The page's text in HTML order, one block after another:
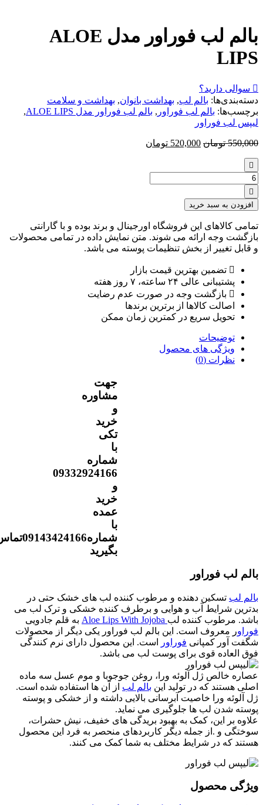
بالم لب فوراور مدل ALOE
LIPS
سوالی دارید؟
دسته‌بندی‌ها:بالم لب,بهداشت بانوان,بهداشت و سلامت
برچسب‌ها:بالم لب فوراور, بالم لب فوراور مدل ALOE LIPS
,
لیپس لب فوراور
550,000 تومان 520,000 تومان
تعداد:
بالم
لب
فوراور
مدل
ALOE
LIPS
افزودن به سبد خرید
تمامی کالاهای این فروشگاه اورجینال و برند بوده و با گارانتی
بازگشت وجه ارائه می شوند. متن نمایش داده در تمامی محصولات
و قابل تغییر از بخش تنظیمات پوسته می باشد.
تضمین بهترین قیمت بازار
پشتیبانی عالی ۲۴ ساعته، ۷ روز هفته
بازگشت وجه در صورت عدم رضایت
اصالت کالاها از برترین برندها
تحویل سریع در کمترین زمان ممکن
توضیحات
ویژگی های محصول
نظرات (0)
جهت
مشاوره
و
خرید
تکی
با
شماره
09332924166
و
خرید
عمده
با
شماره09143424166تماس
بگیرید
بالم لب فوراور
بالم لبتسکین دهنده و مرطوب کننده لب های خشک حتی در
بدترین شرایط آب و هوایی و برطرف کننده خشکی و ترک لب می
باشد. مرطوب کننده لبAloe Lips With Jojoba
به قلم جادویی
فوراو ر معروف است. این بالم لب فوراور یکی دیگر از محصولات
شگفت آور کمپانی فوراوراست. این محصول دارای نرم کنندگی
فوق العاده قوی برای پوست لب می باشد.
عصاره خالص ژل آلوئه ورا، روغن جوجوبا و موم عسل سه ماده
اصلی هستند که در تولید اینبالم لباز آن ها استفاده شده است.
ژل آلوئه ورا خاصیت آبرسانی بالایی داشته و از خشکی و پوسته
پوسته شدن لب ها جلوگیری می نماید.
علاوه بر این، کمک به بهبود بریدگی های خفیف، نیش حشرات،
سوختگی و .از جمله دیگر کاربردهای منحصر به فرد این محصول
هستند که در شرایط مختلف به شما کمک می کنند.
ویژگی محصول